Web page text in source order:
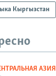
Кыргызстан
АЗИЯ